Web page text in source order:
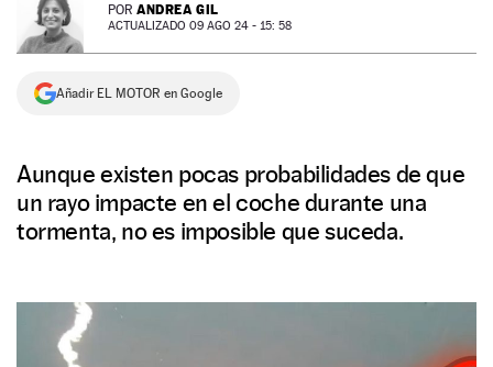
NEWSLETTER
SÍGUENOS
POR ANDREA GIL
ACTUALIZADO 09 AGO 24 - 15: 58
Añadir EL MOTOR en Google
Aunque existen pocas probabilidades de que
un rayo impacte en el coche durante una
tormenta, no es imposible que suceda.